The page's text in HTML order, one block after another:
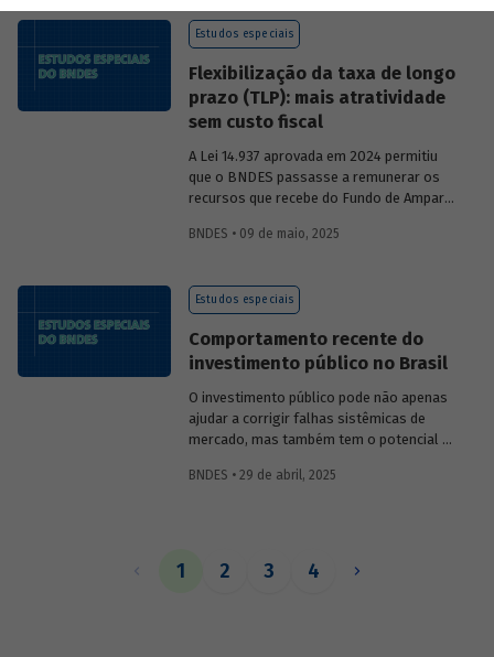
Ministra de Gestão e Inovação para o
Setor Público debatarem um novo
região.
Estudos especiais
Flexibilização da taxa de longo
prazo (TLP): mais atratividade
sem custo fiscal
A Lei 14.937 aprovada em 2024 permitiu
que o BNDES passasse a remunerar os
recursos que recebe do Fundo de Amparo
quanto por taxas nominais prefixadas de
impacto dessa mudança na atratividade
do apoio do BNDES.
BNDES • 09 de maio, 2025
Estudos especiais
Comportamento recente do
investimento público no Brasil
O investimento público pode não apenas
ajudar a corrigir falhas sistêmicas de
mercado, mas também tem o potencial de
economia, com efeitos multiplicadores e
do investi­mento público no Brasil nos
BNDES • 29 de abril, 2025
1 2 3 4